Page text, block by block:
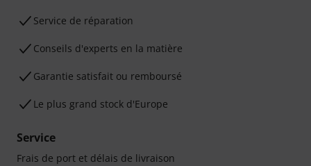
Service de réparation
Conseils d'experts en la matière
Garantie satisfait ou remboursé
Le plus grand stock d'Europe
Service
Frais de port et délais de livraison